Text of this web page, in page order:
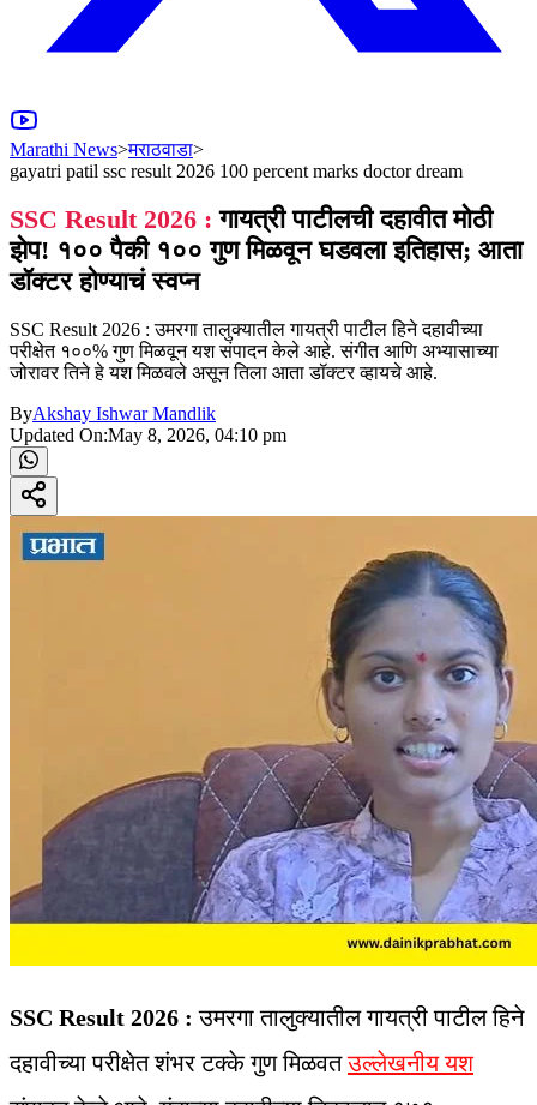
Marathi News>मराठवाडा>
gayatri patil ssc result 2026 100 percent marks doctor dream
SSC Result 2026 : गायत्री पाटीलची दहावीत मोठी
झेप! १०० पैकी १०० गुण मिळवून घडवला इतिहास; आता
डॉक्टर होण्याचं स्वप्न
SSC Result 2026 : उमरगा तालुक्यातील गायत्री पाटील हिने दहावीच्या
परीक्षेत १००% गुण मिळवून यश संपादन केले आहे. संगीत आणि अभ्यासाच्या
जोरावर तिने हे यश मिळवले असून तिला आता डॉक्टर व्हायचे आहे.
ByAkshay Ishwar Mandlik
Updated On:May 8, 2026, 04:10 pm
SSC Result 2026 : उमरगा तालुक्यातील गायत्री पाटील हिने
दहावीच्या परीक्षेत शंभर टक्के गुण मिळवतउल्लेखनीय यश